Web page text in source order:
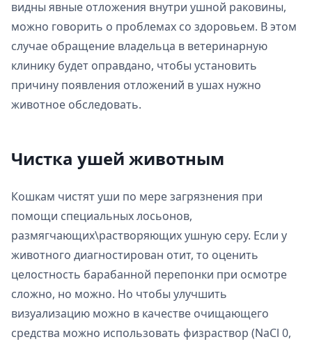
видны явные отложения внутри ушной раковины,
можно говорить о проблемах со здоровьем. В этом
случае обращение владельца в ветеринарную
клинику будет оправдано, чтобы установить
причину появления отложений в ушах нужно
животное обследовать.
Чистка ушей животным
Кошкам чистят уши по мере загрязнения при
помощи специальных лосьонов,
размягчающих\растворяющих ушную серу. Если у
животного диагностирован отит, то оценить
целостность барабанной перепонки при осмотре
сложно, но можно. Но чтобы улучшить
визуализацию можно в качестве очищающего
средства можно использовать физраствор (NaCl 0,